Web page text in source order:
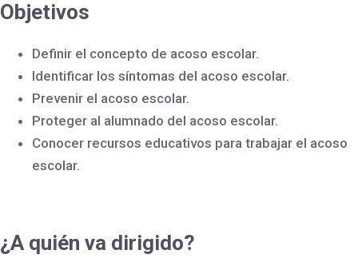
Objetivos
Definir el concepto de acoso escolar.
Identificar los síntomas del acoso escolar.
Prevenir el acoso escolar.
Proteger al alumnado del acoso escolar.
Conocer recursos educativos para trabajar el acoso
escolar.
¿A quién va dirigido?